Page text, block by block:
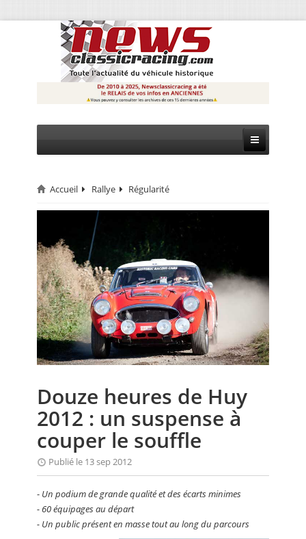
CIRCUIT
MONTAGNE
EVÈNEMENTS
CALENDRIER
FOCUS
ANNUAIRES
PETITES ANNONCES
Accueil Rallye Régularité
Douze heures de Huy
2012 : un suspense à
couper le souffle
Publié le 13 sep 2012
- Un podium de grande qualité et des écarts minimes
- 60 équipages au départ
- Un public présent en masse tout au long du parcours